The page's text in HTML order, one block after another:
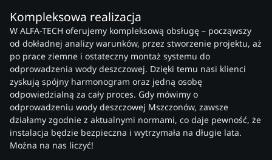
Kompleksowa realizacja
W ALFA-TECH oferujemy kompleksową obsługę – począwszy
od dokładnej analizy warunków, przez stworzenie projektu, aż
po prace ziemne i ostateczny montaż systemu do
odprowadzenia wody deszczowej. Dzięki temu nasi klienci
zyskują spójny harmonogram oraz jedną osobę
odpowiedzialną za cały proces. Gdy mówimy o
odprowadzeniu wody deszczowej Mszczonów, zawsze
działamy zgodnie z aktualnymi normami, co daje pewność, że
instalacja będzie bezpieczna i wytrzymała na długie lata.
Można na nas liczyć!